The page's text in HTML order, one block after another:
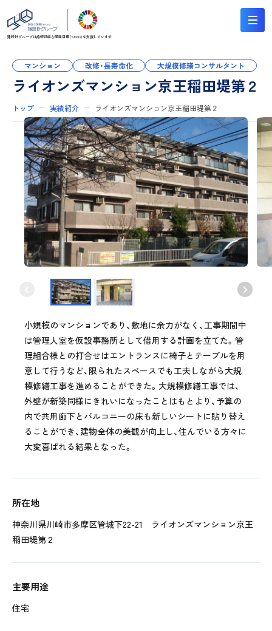
翔設計グループは持続可能な開発目標（SDGs）を支援しています
ライオンズマンション京王稲田堤第２
マンション 改修・長寿命化 大規模修繕コンサルタント
トップ 実績紹介 ライオンズマンション京王稲田堤第２
小規模のマンションであり、敷地に余力がなく、工事期間中
は管理人室を仮設事務所として借用する計画を立てた。管
理組合様との打合せはエントランスに椅子とテーブルを用
意して行うなど、限られたスペースでも工夫しながら大規
模修繕工事を進めることができた。大規模修繕工事では、
外壁が新築同様にきれいになったことはもとより、予算の
内で共用廊下とバルコニーの床も新しいシートに貼り替え
ることができ、建物全体の美観が向上し、住んでいる方々に
大変喜ばれる結果となった。
所在地
神奈川県川崎市多摩区管城下22-21 ライオンズマンション京王
稲田堤第２
主要用途
住宅